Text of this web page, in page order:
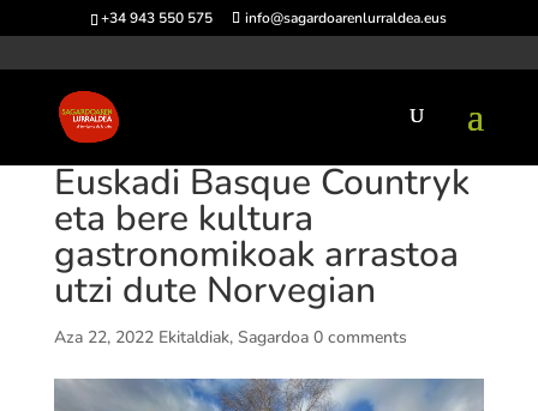
+34 943 550 575 info@sagardoarenlurraldea.eus
Euskadi Basque Countryk
eta bere kultura
gastronomikoak arrastoa
utzi dute Norvegian
Aza 22, 2022 Ekitaldiak, Sagardoa 0 comments